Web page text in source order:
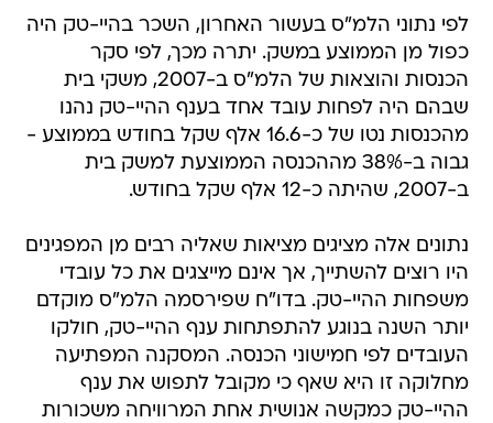
לפי נתוני הלמ"ס בעשור האחרון, השכר בהיי-טק היה
כפול מן הממוצע במשק. יתרה מכך, לפי סקר
הכנסות והוצאות של הלמ"ס ב-2007, משקי בית
שבהם היה לפחות עובד אחד בענף ההיי-טק נהנו
מהכנסות נטו של כ-16.6 אלף שקל בחודש בממוצע -
גבוה ב-38% מההכנסה הממוצעת למשק בית
ב-2007, שהיתה כ-12 אלף שקל בחודש.
נתונים אלה מציגים מציאות שאליה רבים מן המפגינים
היו רוצים להשתייך, אך אינם מייצגים את כל עובדי
משפחות ההיי-טק. בדו"ח שפירסמה הלמ"ס מוקדם
יותר השנה בנוגע להתפתחות ענף ההיי-טק, חולקו
העובדים לפי חמישוני הכנסה. המסקנה המפתיעה
מחלוקה זו היא שאף כי מקובל לתפוש את ענף
ההיי-טק כמקשה אנושית אחת המרוויחה משכורות